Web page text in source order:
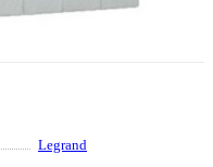
Legrand